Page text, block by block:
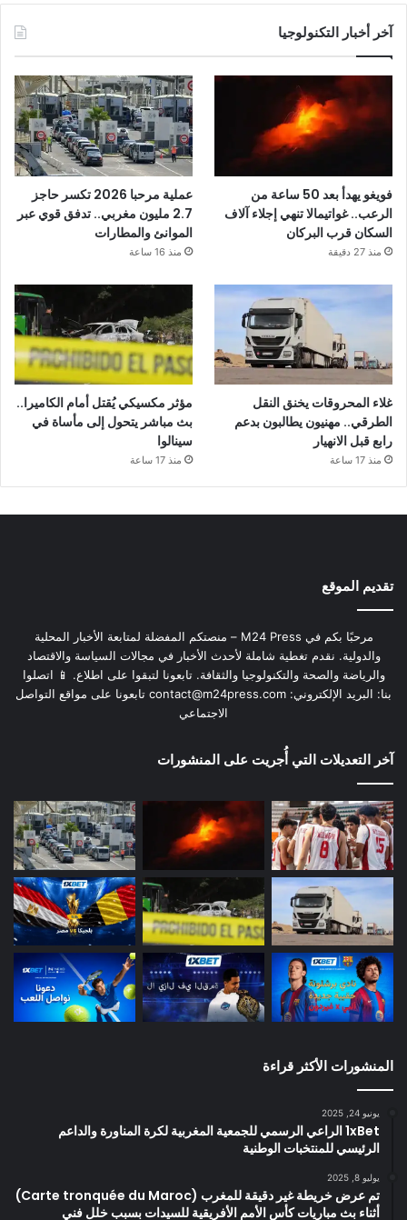
آخر أخبار التكنولوجيا
فويغو يهدأ بعد 50 ساعة من
الرعب.. غواتيمالا تنهي إجلاء آلاف
السكان قرب البركان
منذ 27 دقيقة
عملية مرحبا 2026 تكسر حاجز
2.7 مليون مغربي.. تدفق قوي عبر
الموانئ والمطارات
منذ 16 ساعة
غلاء المحروقات يخنق النقل
الطرقي.. مهنيون يطالبون بدعم
رابع قبل الانهيار
منذ 17 ساعة
مؤثر مكسيكي يُقتل أمام الكاميرا..
بث مباشر يتحول إلى مأساة في
سينالوا
منذ 17 ساعة
تقديم الموقع
مرحبًا بكم في M24 Press – منصتكم المفضلة لمتابعة الأخبار المحلية
والدولية. نقدم تغطية شاملة لأحدث الأخبار في مجالات السياسة والاقتصاد
والرياضة والصحة والتكنولوجيا والثقافة. تابعونا لتبقوا على اطلاع. 📱 اتصلوا
بنا: البريد الإلكتروني: contact@m24press.com تابعونا على مواقع التواصل
الاجتماعي
آخر التعديلات التي أُجريت على المنشورات
المنشورات الأكثر قراءة
يونيو 24, 2025
1xBet الراعي الرسمي للجمعية المغربية لكرة المناورة والداعم
الرئيسي للمنتخبات الوطنية
يوليو 8, 2025
تم عرض خريطة غير دقيقة للمغرب (Carte tronquée du Maroc)
أثناء بث مباريات كأس الأمم الأفريقية للسيدات بسبب خلل فني